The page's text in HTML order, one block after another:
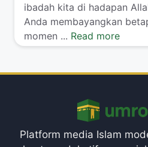
ibadah kita di hadapan
Anda membayangkan
momen ... Read more
Platform media Islam